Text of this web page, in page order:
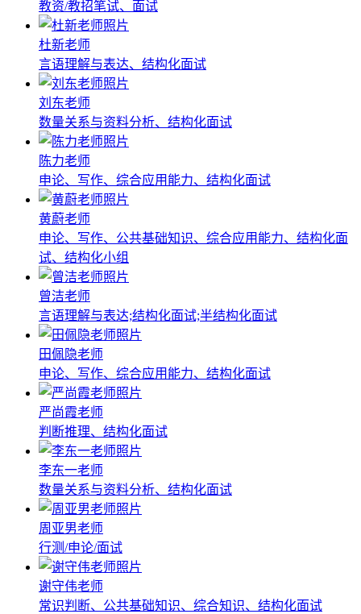
教资/教招笔试、面试
杜新老师
言语理解与表达、结构化面试
刘东老师
数量关系与资料分析、结构化面试
陈力老师
申论、写作、综合应用能力、结构化面试
黄蔚老师
申论、写作、公共基础知识、综合应用能力、结构化面
试、结构化小组
曾洁老师
言语理解与表达;结构化面试;半结构化面试
田佩隐老师
申论、写作、综合应用能力、结构化面试
严尚霞老师
判断推理、结构化面试
李东一老师
数量关系与资料分析、结构化面试
周亚男老师
行测/申论/面试
谢守伟老师
常识判断、公共基础知识、综合知识、结构化面试